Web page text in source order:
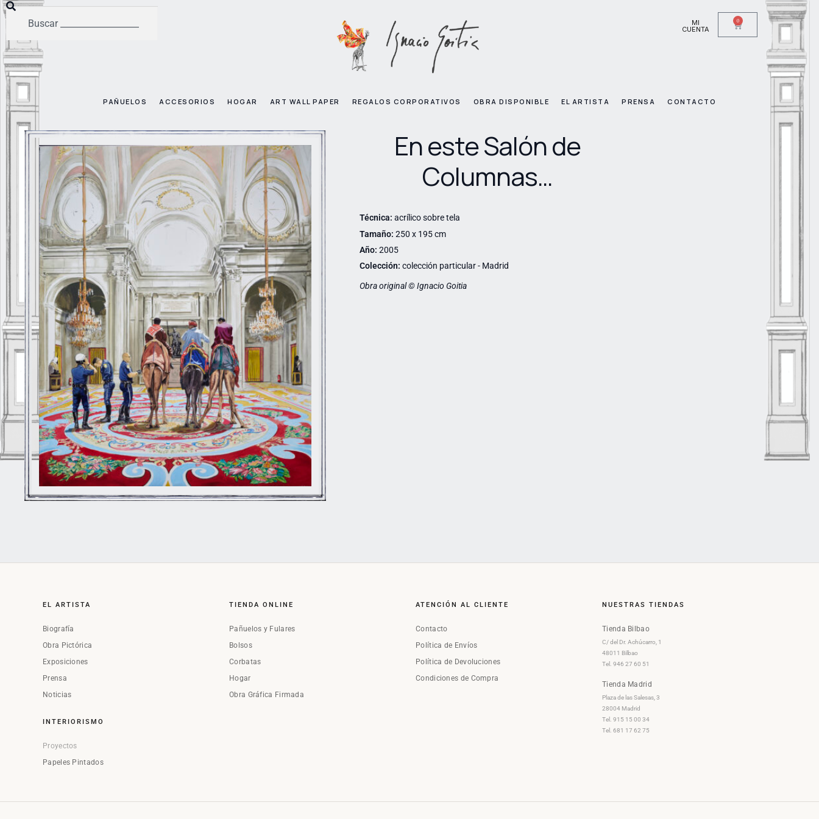
MI
CUENTA
0
PAÑUELOS ACCESORIOS HOGAR ART WALL PAPER REGALOS CORPORATIVOS OBRA DISPONIBLE EL ARTISTA PRENSA CONTACTO
En este Salón de
Columnas…
Técnica: acrílico sobre tela
Tamaño: 250 x 195 cm
Año: 2005
Colección: colección particular - Madrid
Obra original © Ignacio Goitia
EL ARTISTA
Biografía
Obra Pictórica
Exposiciones
Prensa
Noticias
INTERIORISMO
Proyectos
Papeles Pintados
TIENDA ONLINE
Pañuelos y Fulares
Bolsos
Corbatas
Hogar
Obra Gráfica Firmada
ATENCIÓN AL CLIENTE
Contacto
Política de Envíos
Política de Devoluciones
Condiciones de Compra
NUESTRAS TIENDAS
Tienda Bilbao
C/ del Dr. Achúcarro, 1
48011 Bilbao
Tel. 946 27 60 51
Tienda Madrid
Plaza de las Salesas, 3
28004 Madrid
Tel. 915 15 00 34
Tel. 681 17 62 75